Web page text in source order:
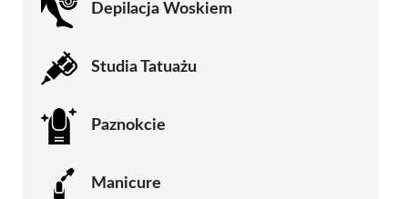
Depilacja Woskiem
Studia Tatuażu
Paznokcie
Manicure